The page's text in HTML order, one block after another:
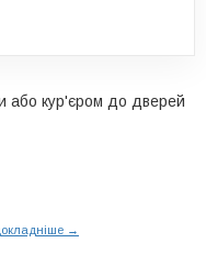
або кур'єром до дверей
→